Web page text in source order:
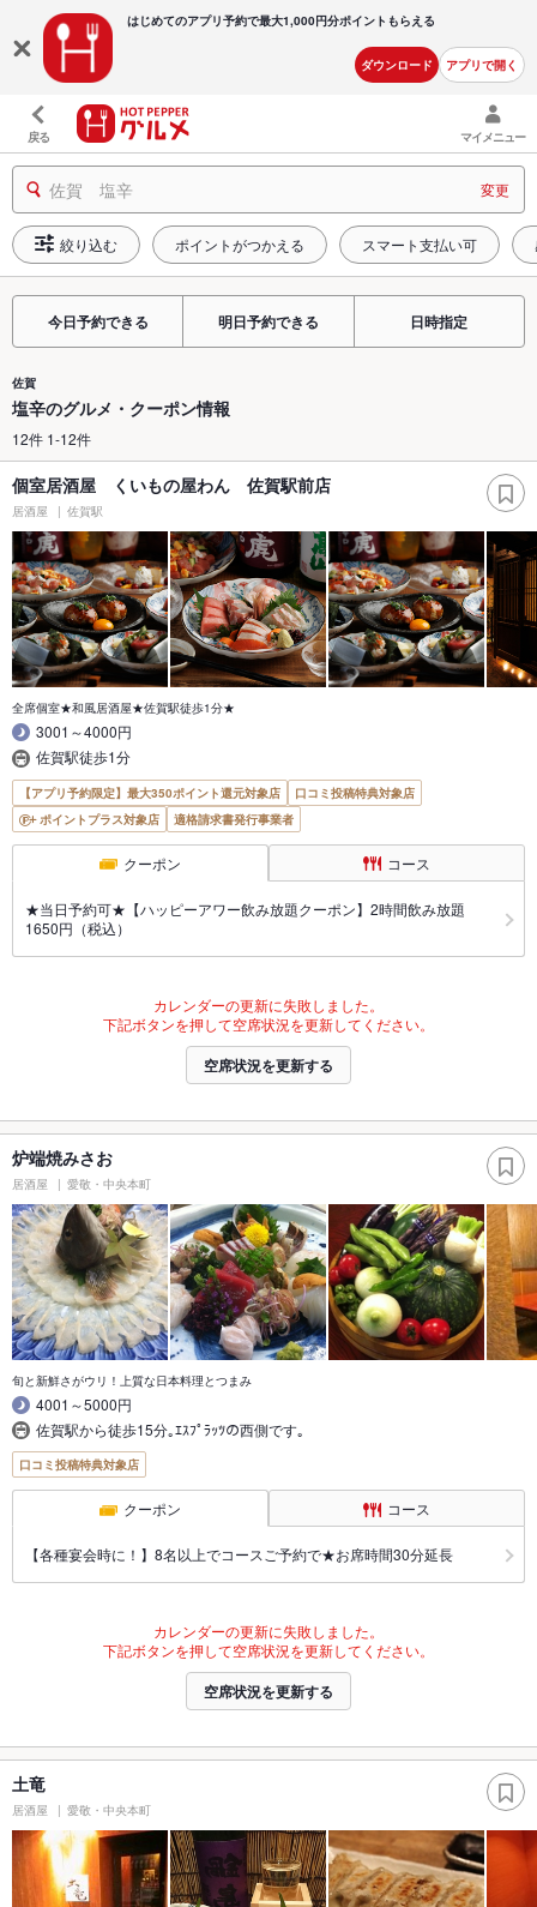
はじめてのアプリ予約で最大1,000円分ポイントもらえる
ダウンロード アプリで開く
戻る マイメニュー
佐賀 塩辛 変更
絞り込む ポイントがつかえる スマート支払い可
今日予約できる 明日予約できる 日時指定
佐賀
塩辛のグルメ・クーポン情報
12件 1-12件
個室居酒屋 くいもの屋わん 佐賀駅前店
居酒屋 佐賀駅
全席個室★和風居酒屋★佐賀駅徒歩1分★
3001～4000円
佐賀駅徒歩1分
【アプリ予約限定】最大350ポイント還元対象店
口コミ投稿特典対象店
ポイントプラス対象店
適格請求書発行事業者
クーポン コース
★当日予約可★【ハッピーアワー飲み放題クーポン】2時間飲み放題
1650円（税込）
カレンダーの更新に失敗しました。
下記ボタンを押して空席状況を更新してください。
空席状況を更新する
炉端焼みさお
居酒屋 愛敬・中央本町
旬と新鮮さがウリ！上質な日本料理とつまみ
4001～5000円
佐賀駅から徒歩15分｡ｴｽﾌﾟﾗｯﾂの西側です｡
口コミ投稿特典対象店
クーポン コース
【各種宴会時に！】8名以上でコースご予約で★お席時間30分延長
カレンダーの更新に失敗しました。
下記ボタンを押して空席状況を更新してください。
空席状況を更新する
土竜
居酒屋 愛敬・中央本町